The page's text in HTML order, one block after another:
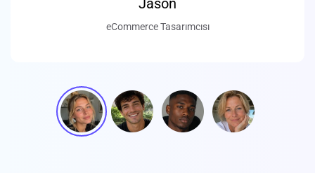
Emily
Freelance Photographer -> Serbest Fotoğrafçı